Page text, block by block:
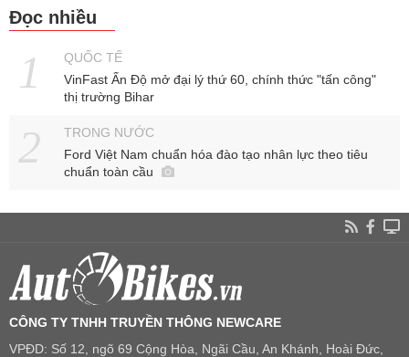
Đọc nhiều
QUỐC TẾ
VinFast Ấn Độ mở đại lý thứ 60, chính thức "tấn công"
thị trường Bihar
TRONG NƯỚC
Ford Việt Nam chuẩn hóa đào tạo nhân lực theo tiêu
chuẩn toàn cầu
CÔNG TY TNHH TRUYỀN THÔNG NEWCARE
VPĐD: Số 12, ngõ 69 Cộng Hòa, Ngãi Cầu, An Khánh, Hoài Đức,